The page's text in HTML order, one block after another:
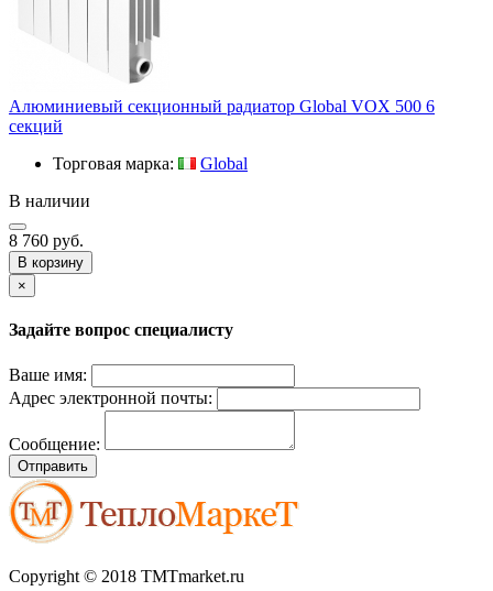
Алюминиевый секционный радиатор Global VOX 500 6
секций
Торговая марка:
Global
В наличии
8 760 руб.
В корзину
×
Задайте вопрос специалисту
Ваше имя:
Адрес электронной почты:
Сообщение:
Отправить
Copyright © 2018 TMTmarket.ru